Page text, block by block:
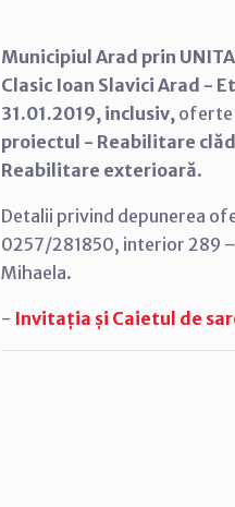
Municipiul Arad prin
Clasic Ioan Slavici Arad -
31.01.2019, inclusiv, oferte
proiectul - Reabilitare
Reabilitare exterioară.
Detalii privind depunerea
0257/281850, interior 289
Mihaela.
- Invitația și Caietul de